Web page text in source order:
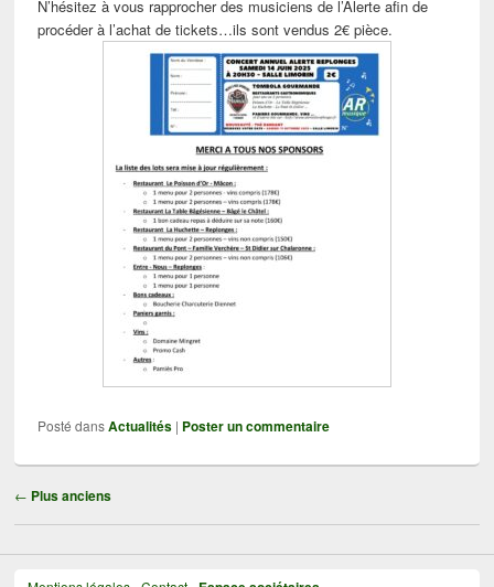
N’hésitez à vous rapprocher des musiciens de l’Alerte afin de
procéder à l’achat de tickets…ils sont vendus 2€ pièce.
Posté dans Actualités | Poster un commentaire
Navigation
← Plus anciens